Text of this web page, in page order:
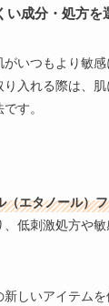
い成分・処方を
いつもより敏感
入れる際は、
す。
（エタノール）
低刺激処方や
しいアイテムを